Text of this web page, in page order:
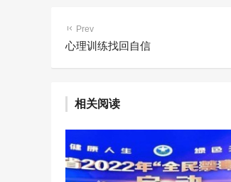
Prev
心理训练找回自信
相关阅读